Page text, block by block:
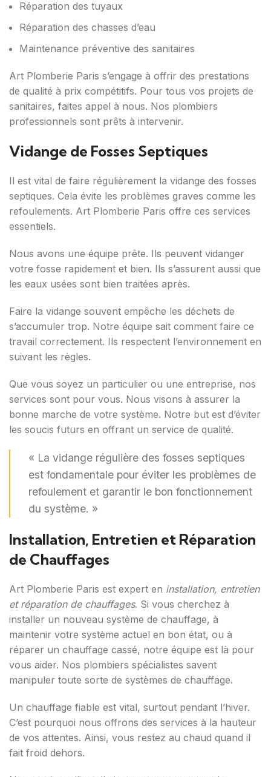
Réparation des tuyaux
Réparation des chasses d’eau
Maintenance préventive des sanitaires
Art Plomberie Paris s’engage à offrir des prestations
de qualité à prix compétitifs. Pour tous vos projets de
sanitaires, faites appel à nous. Nos plombiers
professionnels sont prêts à intervenir.
Vidange de Fosses Septiques
Il est vital de faire régulièrement la vidange des fosses
septiques. Cela évite les problèmes graves comme les
refoulements. Art Plomberie Paris offre ces services
essentiels.
Nous avons une équipe prête. Ils peuvent vidanger
votre fosse rapidement et bien. Ils s’assurent aussi que
les eaux usées sont bien traitées après.
Faire la vidange souvent empêche les déchets de
s’accumuler trop. Notre équipe sait comment faire ce
travail correctement. Ils respectent l’environnement en
suivant les règles.
Que vous soyez un particulier ou une entreprise, nos
services sont pour vous. Nous visons à assurer la
bonne marche de votre système. Notre but est d’éviter
les soucis futurs en offrant un service de qualité.
« La vidange régulière des fosses septiques
est fondamentale pour éviter les problèmes de
refoulement et garantir le bon fonctionnement
du système. »
Installation, Entretien et Réparation
de Chauffages
Art Plomberie Paris est expert en installation, entretien
et réparation de chauffages. Si vous cherchez à
installer un nouveau système de chauffage, à
maintenir votre système actuel en bon état, ou à
réparer un chauffage cassé, notre équipe est là pour
vous aider. Nos plombiers spécialistes savent
manipuler toute sorte de systèmes de chauffage.
Un chauffage fiable est vital, surtout pendant l’hiver.
C’est pourquoi nous offrons des services à la hauteur
de vos attentes. Ainsi, vous restez au chaud quand il
fait froid dehors.